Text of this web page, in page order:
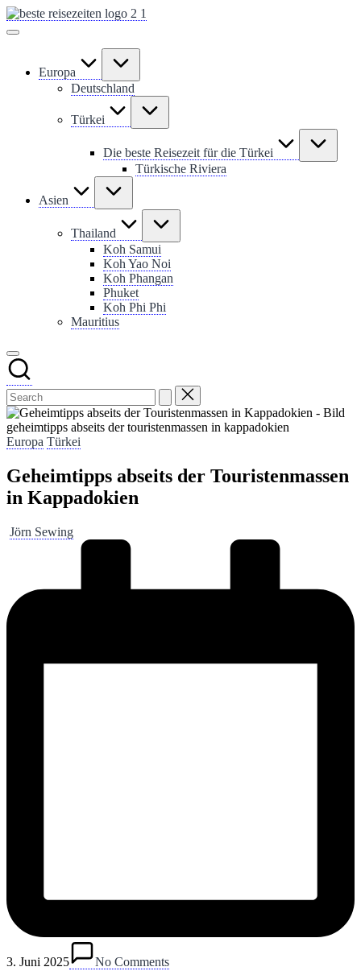
Skip
to
Europa
Deutschland
Türkei
Die beste Reisezeit für die Türkei
Türkische Riviera
Asien
Thailand
Koh Samui
Koh Yao Noi
Koh Phangan
Phuket
Koh Phi Phi
Mauritius
geheimtipps abseits der touristenmassen in kappadokien
Posted
Europa Türkei
Geheimtipps abseits der Touristenmassen
in Kappadokien
Posted
Jörn Sewing
3. Juni 2025 No Commentsin